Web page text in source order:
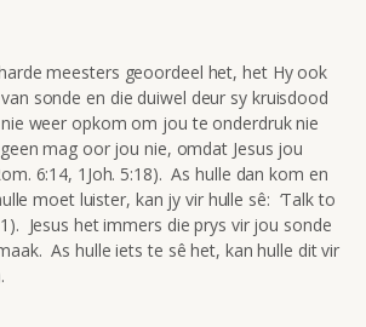
meesters geoordeel het, het Hy ook
sonde en die duiwel deur sy kruisdood
weer opkom om jou te onderdruk nie
mag oor jou nie, omdat Jesus jou
6:14, 1Joh. 5:18). As hulle dan kom en
moet luister, kan jy vir hulle sê: ‘Talk to
Jesus het immers die prys vir jou sonde
As hulle iets te sê het, kan hulle dit vir